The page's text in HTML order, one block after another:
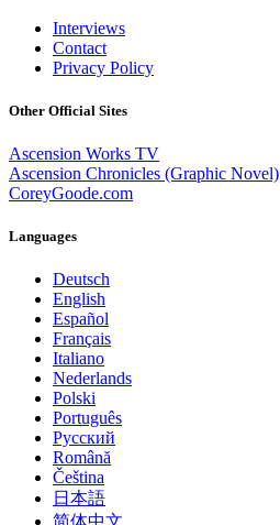
Interviews
Contact
Privacy Policy
Other Official Sites
Ascension Works TV
Ascension Chronicles (Graphic Novel)
CoreyGoode.com
Languages
Deutsch
English
Español
Français
Italiano
Nederlands
Polski
Português
Pусский
Română
Čeština
日本語